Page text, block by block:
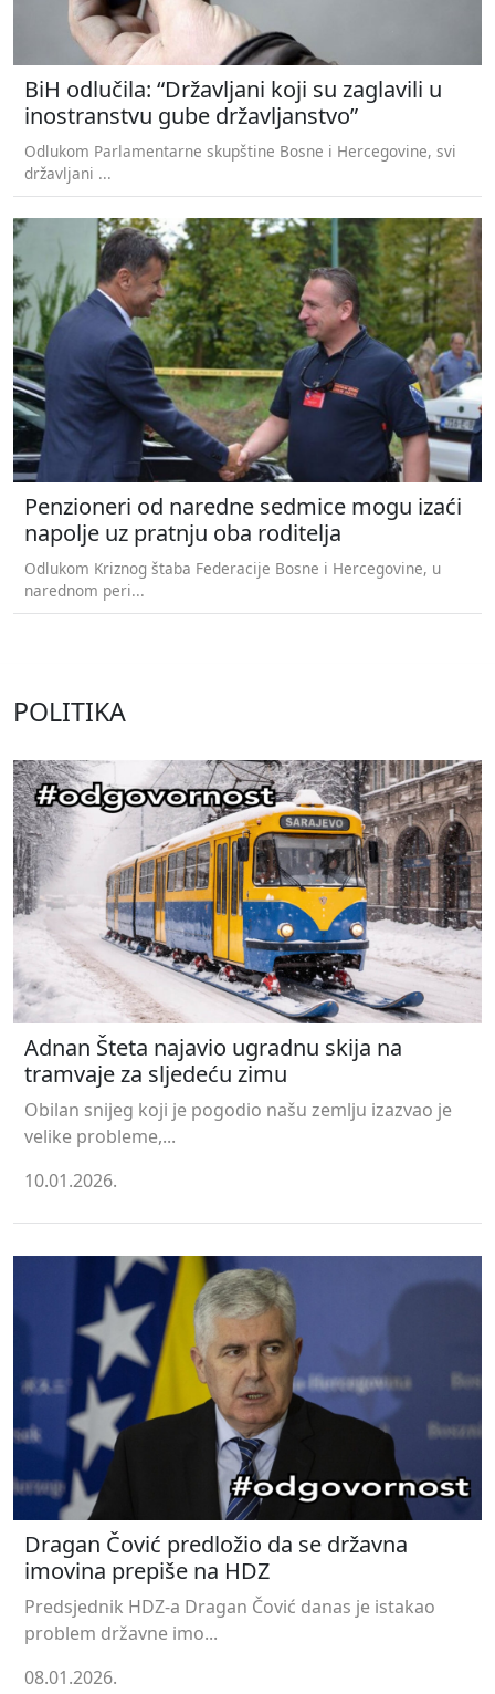
BiH odlučila: “Državljani koji su zaglavili u
inostranstvu gube državljanstvo”
Odlukom Parlamentarne skupštine Bosne i Hercegovine, svi
državljani ...
Penzioneri od naredne sedmice mogu izaći
napolje uz pratnju oba roditelja
Odlukom Kriznog štaba Federacije Bosne i Hercegovine, u
narednom peri...
POLITIKA
Adnan Šteta najavio ugradnu skija na
tramvaje za sljedeću zimu
Obilan snijeg koji je pogodio našu zemlju izazvao je
velike probleme,...
10.01.2026.
Dragan Čović predložio da se državna
imovina prepiše na HDZ
Predsjednik HDZ-a Dragan Čović danas je istakao
problem državne imo...
08.01.2026.